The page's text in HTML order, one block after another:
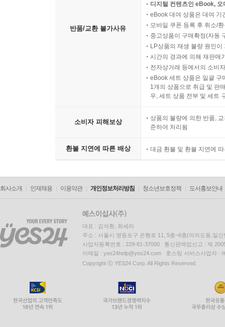
반품/교환 불가사유
디지털 컨텐츠인 eBook,
eBook 대여 상품은 대여 기
모바일 쿠폰 등록 후 취소/
중고상품이 구매확정(자동
LP상품의 재생 불량 원인
시간의 경과에 의해 재판매
전자상거래 등에서의 소비
eBook 세트 상품은 일괄 구
1개의 상품으로 취급 및 판
우, 세트 상품 전부 및 세트
소비자 피해보상
상품의 불량에 의한 반품,
준하여 처리됨
환불 지연에 따른 배상 대금 환불 및 환불 지연에
회사소개 인재채용 이용약관 개인정보처리방침 청소년보호정책 도서홍보안내
대표 : 김석환, 최세라
주소 : 서울시 영등포구 은행로 11, 5층~6층(여의도동,일신
사업자등록번호 : 229-81-37000 통신판매업신고 : 제
이메일 : yes24help@yes24.com 호스팅 서비스사업자 :
Copyright ⓒ YES24 Corp. All Rights Reserved.